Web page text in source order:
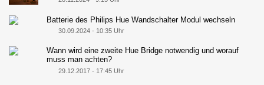
Batterie des Philips Hue Wandschalter Modul wechseln
30.09.2024 - 10:35 Uhr
Wann wird eine zweite Hue Bridge notwendig und worauf
muss man achten?
29.12.2017 - 17:45 Uhr